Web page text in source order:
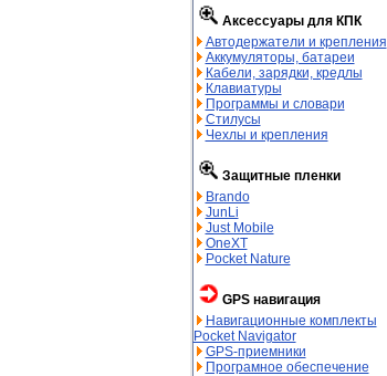
Аксессуары для КПК
Автодержатели и крепления
Аккумуляторы, батареи
Кабели, зарядки, кредлы
Клавиатуры
Программы и словари
Стилусы
Чехлы и крепления
Защитные пленки
Brando
JunLi
Just Mobile
OneXT
Pocket Nature
GPS навигация
Навигационные комплекты
Pocket Navigator
GPS-приемники
Програмное обеспечение